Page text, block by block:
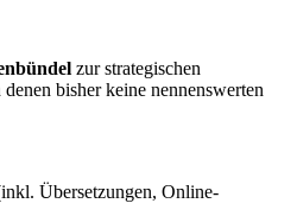
zur strategischen
bisher keine nennenswerten
Übersetzungen, Online-